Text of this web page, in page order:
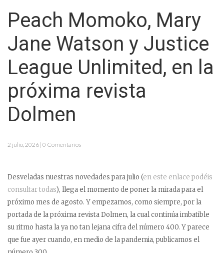
Peach Momoko, Mary
Jane Watson y Justice
League Unlimited, en la
próxima revista
Dolmen
2 julio, 2026 | 0 Comentarios
Desveladas nuestras novedades para julio (en este enlace podéis
consultar todas), llega el momento de poner la mirada para el
próximo mes de agosto. Y empezamos, como siempre, por la
portada de la próxima revista Dolmen, la cual continúa imbatible
su ritmo hasta la ya no tan lejana cifra del número 400. Y parece
que fue ayer cuando, en medio de la pandemia, publicamos el